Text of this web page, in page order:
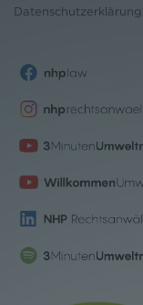
Datenschutzerklärung